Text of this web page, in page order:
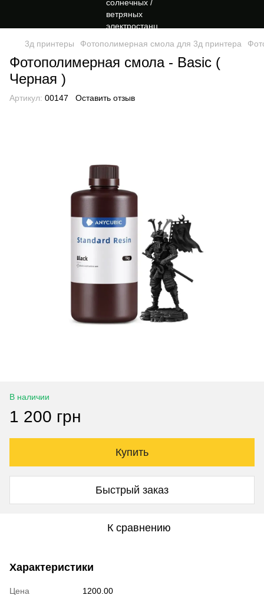
3д принтеры Фотополимерная смола для 3д принтера
Фотополимерная смола - Basic (
Черная )
Артикул: 00147 Оставить отзыв
В наличии
1 200 грн
Купить
Быстрый заказ
К сравнению
Характеристики
Цена
1200.00